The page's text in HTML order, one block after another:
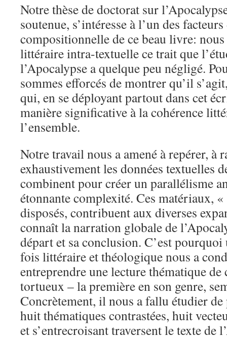
Notre thèse de doctorat sur
soutenue, s’intéresse à l’un des
compositionnelle de ce beau livre:
littéraire intra-textuelle ce trait que
l’Apocalypse a quelque peu négligé.
sommes efforcés de montrer qu’il
qui, en se déployant partout dans cet
manière significative à la cohérence
l’ensemble.
Notre travail nous a amené à repérer, à
exhaustivement les données textuelles
combinent pour créer un parallélisme
étonnante complexité. Ces matériaux,
disposés, contribuent aux diverses
connaît la narration globale de
départ et sa conclusion. C’est
fois littéraire et théologique nous a
entreprendre une lecture thématique de
tortueux – la première en son genre,
Concrètement, il nous a fallu étudier de
huit thématiques contrastées, huit
et s’entrecroisant traversent le texte de